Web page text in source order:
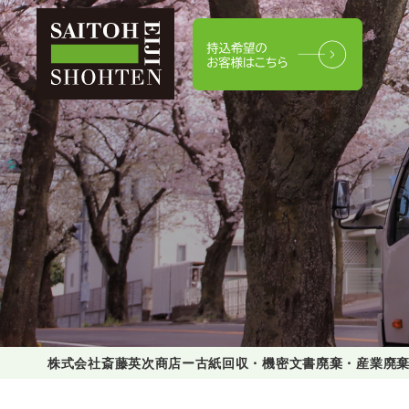
株式会社斎藤英次商店ー古紙回収・機密文書廃棄・産業廃